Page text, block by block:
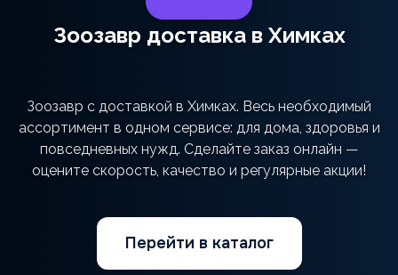
Зоозавр доставка в Химках
Зоозавр с доставкой в Химках. Весь необходимый
ассортимент в одном сервисе: для дома, здоровья и
повседневных нужд. Сделайте заказ онлайн —
оцените скорость, качество и регулярные акции!
Перейти в каталог